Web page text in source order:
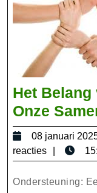
Het
Onze
08 januari
reacties
Ondersteuning: